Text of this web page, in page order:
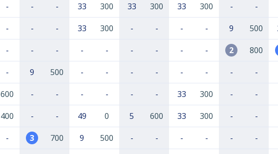
- - - 33 300 33 300 33 300 - -
- - - 33 300 - - - - 9 500
- - - - - - - - - 2 800
- 9 500 - - - - - - - -
600 - - - - - - 33 300 - -
400 - - 49 0 5 600 33 300 - -
- 3 700 9 500 - - - - - -